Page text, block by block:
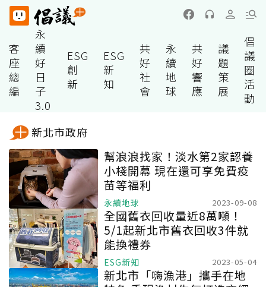
客
座
總
編
永
續
好
日
子
3.0
ESG
創
新
ESG
新
知
共
好
社
會
永
續
地
球
共
好
響
應
議
題
策
展
倡
議
圈
活
動
新北市政府
幫浪浪找家！淡水第2家認養
小棧開幕 現在還可享免費疫
苗等福利
永續地球 2023-09-08
全國舊衣回收量近8萬噸！
5/1起新北市舊衣回收3件就
能換禮券
ESG新知 2023-05-04
新北市「嗨漁港」攜手在地